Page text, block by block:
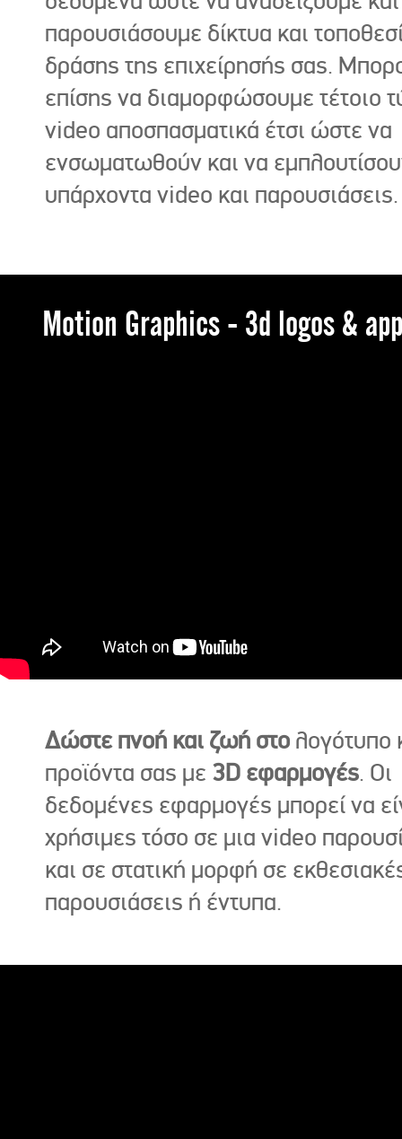
παρουσιάσουμε δίκτυα και
δράσης της επιχείρησής σας.
επίσης να διαμορφώσουμε τέτοιο
video αποσπασματικά έτσι ώστε να
ενσωματωθούν και να
υπάρχοντα video και παρουσιάσεις.
Motion Graphics - 3d logos &
Δώστε πνοή και ζωή στο λογότυπο
προϊόντα σας με 3D εφαρμογές. Οι
δεδομένες εφαρμογές μπορεί να
χρήσιμες τόσο σε μια video
και σε στατική μορφή σε
παρουσιάσεις ή έντυπα.